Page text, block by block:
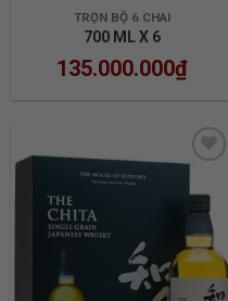
TRỌN BỘ 6 CHAI
700 ML X 6
135.000.000₫
WISHLIST